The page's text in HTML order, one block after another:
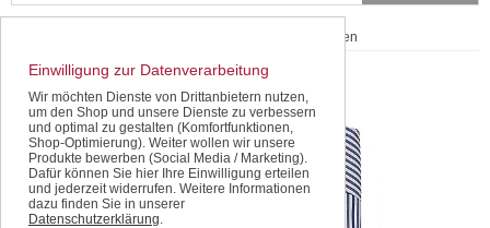
Langarm-Hemden
Einwilligung zur Datenverarbeitung
Wir möchten Dienste von Drittanbietern nutzen,
um den Shop und unsere Dienste zu verbessern
und optimal zu gestalten (Komfortfunktionen,
Shop-Optimierung). Weiter wollen wir unsere
Produkte bewerben (Social Media / Marketing).
Dafür können Sie hier Ihre Einwilligung erteilen
und jederzeit widerrufen. Weitere Informationen
dazu finden Sie in unserer
Datenschutzerklärung.